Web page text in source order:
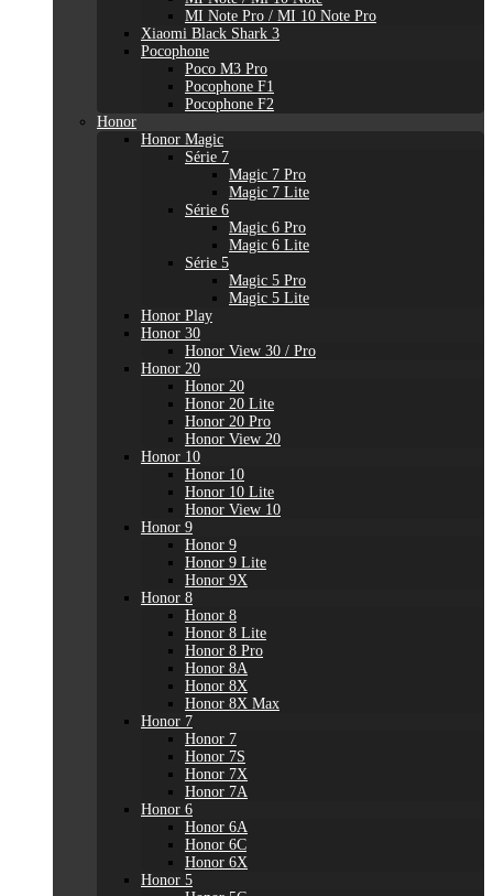
MI Note Pro / MI 10 Note Pro
Xiaomi Black Shark 3
Pocophone
Poco M3 Pro
Pocophone F1
Pocophone F2
Honor
Honor Magic
Série 7
Magic 7 Pro
Magic 7 Lite
Série 6
Magic 6 Pro
Magic 6 Lite
Série 5
Magic 5 Pro
Magic 5 Lite
Honor Play
Honor 30
Honor View 30 / Pro
Honor 20
Honor 20
Honor 20 Lite
Honor 20 Pro
Honor View 20
Honor 10
Honor 10
Honor 10 Lite
Honor View 10
Honor 9
Honor 9
Honor 9 Lite
Honor 9X
Honor 8
Honor 8
Honor 8 Lite
Honor 8 Pro
Honor 8A
Honor 8X
Honor 8X Max
Honor 7
Honor 7
Honor 7S
Honor 7X
Honor 7A
Honor 6
Honor 6A
Honor 6C
Honor 6X
Honor 5